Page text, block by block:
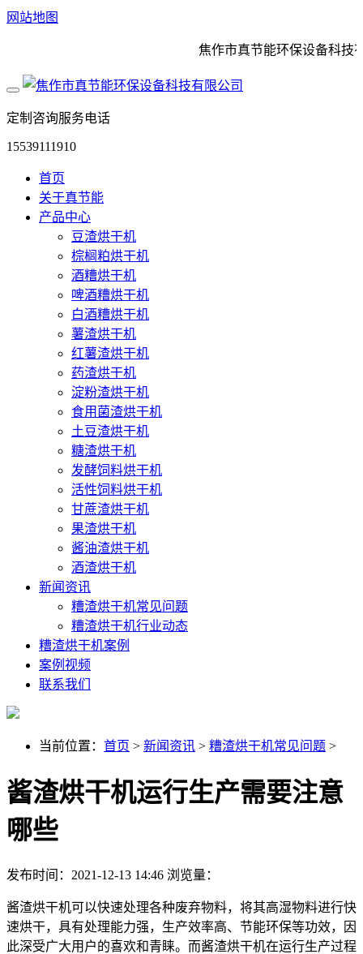
网站地图
焦作市真节能环保设备科技
定制咨询服务电话
15539111910
首页
关于真节能
产品中心
豆渣烘干机
棕榈粕烘干机
酒糟烘干机
啤酒糟烘干机
白酒糟烘干机
薯渣烘干机
红薯渣烘干机
药渣烘干机
淀粉渣烘干机
食用菌渣烘干机
土豆渣烘干机
糖渣烘干机
发酵饲料烘干机
活性饲料烘干机
甘蔗渣烘干机
果渣烘干机
酱油渣烘干机
酒渣烘干机
新闻资讯
糟渣烘干机常见问题
糟渣烘干机行业动态
糟渣烘干机案例
案例视频
联系我们
当前位置： 首页 > 新闻资讯 > 糟渣烘干机常见问题 >
酱渣烘干机运行生产需要注意
哪些
发布时间：2021-12-13 14:46 浏览量：
酱渣烘干机可以快速处理各种废弃物料，将其高湿物料进行快
速烘干，具有处理能力强，生产效率高、节能环保等功效，因
此深受广大用户的喜欢和青睐。而酱渣烘干机在运行生产过程